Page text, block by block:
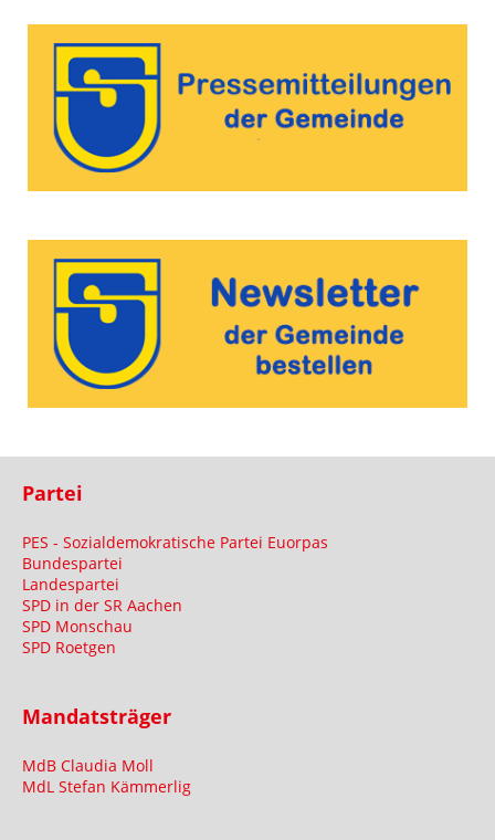
Partei
PES - Sozialdemokratische Partei Euorpas
Bundespartei
Landespartei
SPD in der SR Aachen
SPD Monschau
SPD Roetgen
Mandatsträger
MdB Claudia Moll
MdL Stefan Kämmerlig